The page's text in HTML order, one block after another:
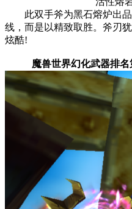
此双手斧为黑石熔炉出品
线，而是以精致取胜。斧刃
炫酷!
魔兽世界幻化武器排名